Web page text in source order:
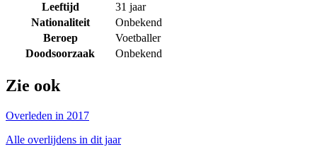
Leeftijd
31 jaar
Nationaliteit
Onbekend
Beroep
Voetballer
Doodsoorzaak
Onbekend
Zie ook
Overleden in 2017
Alle overlijdens in dit jaar